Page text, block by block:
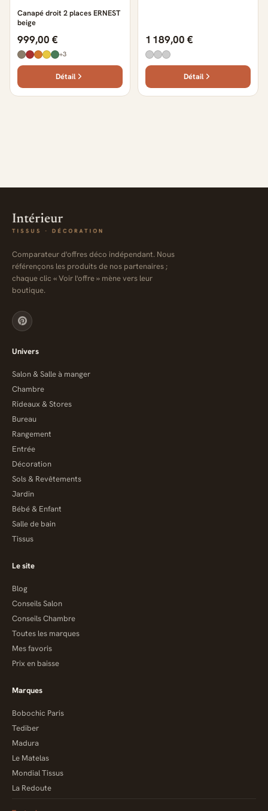
Canapé droit 2 places ERNEST
beige
999,00 €
+3
Détail
1 189,00 €
Détail
Comparateur d'offres déco indépendant. Nous
référençons les produits de nos partenaires ;
chaque clic « Voir l'offre » mène vers leur
boutique.
Univers
Salon & Salle à manger
Chambre
Rideaux & Stores
Bureau
Rangement
Entrée
Décoration
Sols & Revêtements
Jardin
Bébé & Enfant
Salle de bain
Tissus
Le site
Blog
Conseils Salon
Conseils Chambre
Toutes les marques
Mes favoris
Prix en baisse
Marques
Bobochic Paris
Tediber
Madura
Le Matelas
Mondial Tissus
La Redoute